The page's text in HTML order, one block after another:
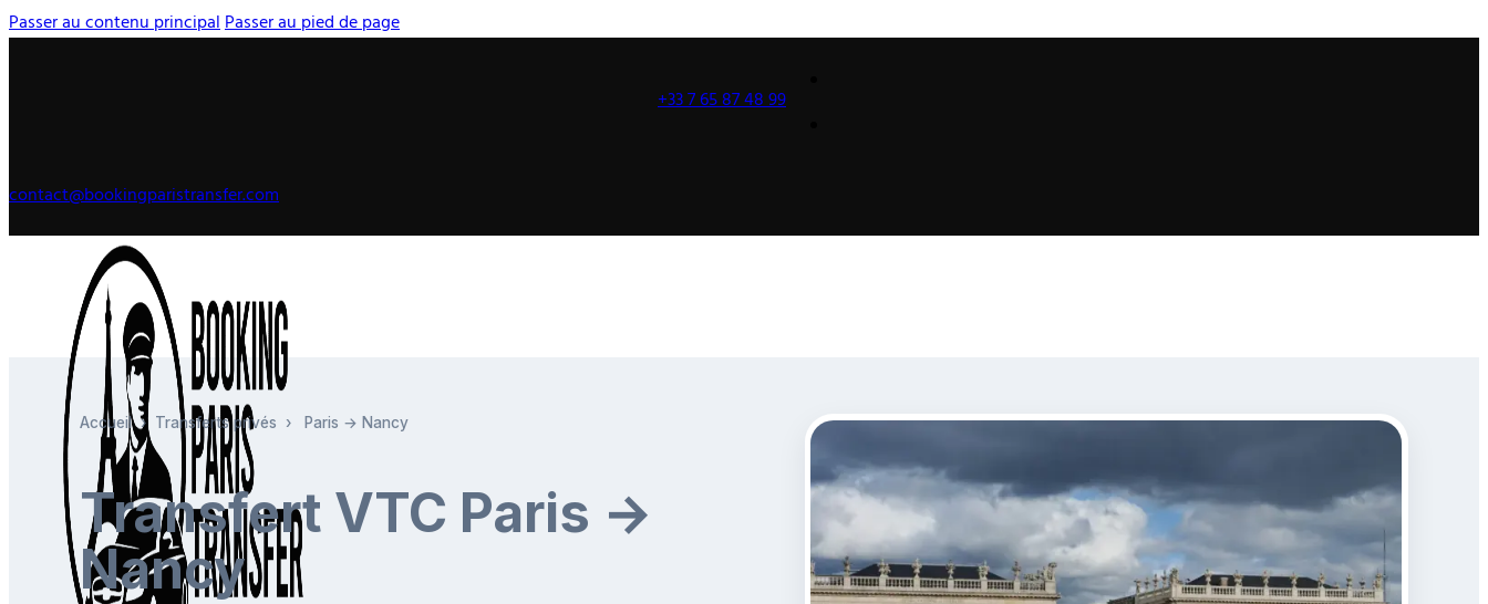
Passer au contenu principalPasser au pied de page
+33 7 65 87 48 99
contact@bookingparistransfer.com
Accueil › Transferts privés › Paris → Nancy
Transfert VTC Paris →
Nancy